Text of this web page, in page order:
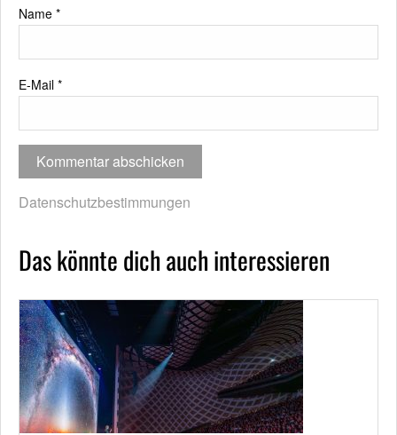
Name *
E-Mail *
Datenschutzbestimmungen
Das könnte dich auch interessieren